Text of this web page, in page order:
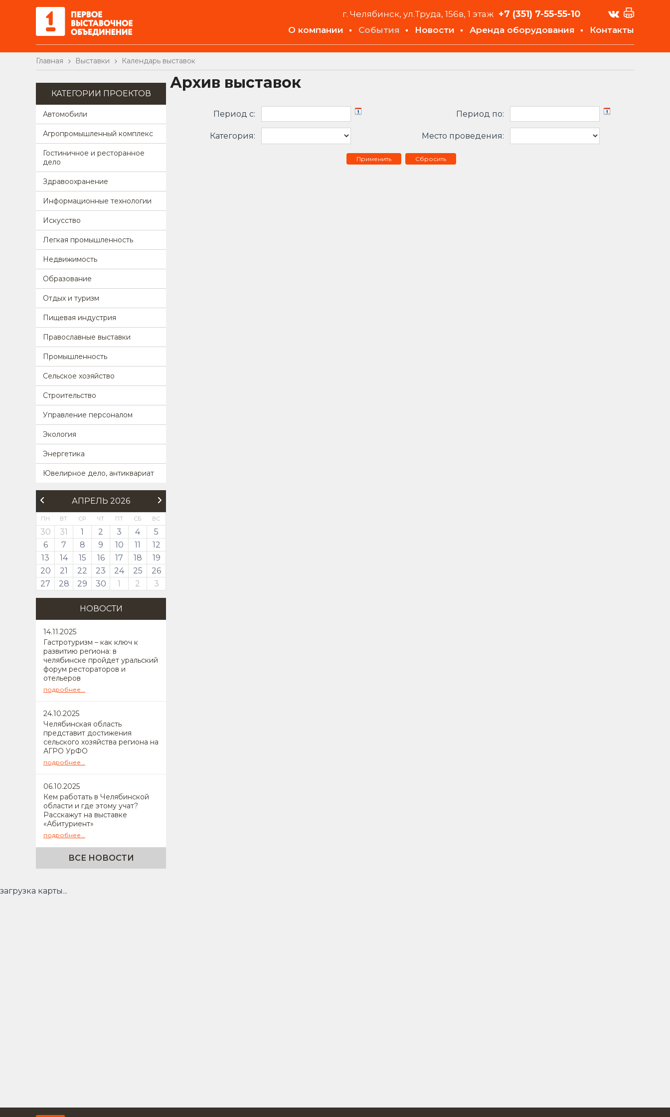
г. Челябинск, ул.Труда, 156в, 1 этаж +7 (351) 7-55-55-10
О компании События Новости Аренда оборудования Контакты
Главная Выставки Календарь выставок
КАТЕГОРИИ ПРОЕКТОВ
Автомобили
Агропромышленный комплекс
Гостиничное и ресторанное
дело
Здравоохранение
Информационные технологии
Искусство
Легкая промышленность
Недвижимость
Образование
Отдых и туризм
Пищевая индустрия
Православные выставки
Промышленность
Сельское хозяйство
Строительство
Управление персоналом
Экология
Энергетика
Ювелирное дело, антиквариат
АПРЕЛЬ 2026
ПН ВТ СР ЧТ ПТ СБ ВС
30 31 1 2 3 4
5
6
7 8 9 10 11
12
13
14 15 16 17 18
19
20
21 22 23 24 25
26
27
28 29 30 1 2 3
НОВОСТИ
14.11.2025
Гастротуризм – как ключ к
развитию региона: в
челябинске пройдет уральский
форум рестораторов и
отельеров
подробнее...
24.10.2025
Челябинская область
представит достижения
сельского хозяйства региона на
АГРО УрФО
подробнее...
06.10.2025
Кем работать в Челябинской
области и где этому учат?
Расскажут на выставке
«Абитуриент»
подробнее...
ВСЕ НОВОСТИ
Архив выставок
Период c:
Категория:
Период по:
Место проведения:
Сбросить
загрузка карты...